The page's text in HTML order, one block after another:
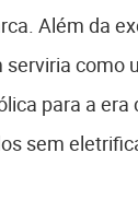
Além da
como
para a era
sem